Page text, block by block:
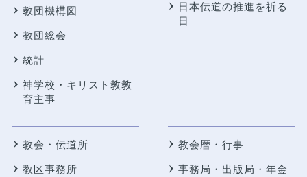
教団機構図
教団総会
統計
神学校・キリスト教教
育主事
日本伝道の推進を祈る
日
教会・伝道所
教区事務所
教会暦・行事
事務局・出版局・年金